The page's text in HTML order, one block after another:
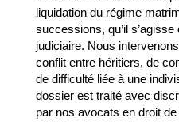
liquidation du régime
successions, qu’il s’agisse
judiciaire. Nous
conflit entre héritiers, de
de difficulté liée à une
dossier est traité avec
par nos avocats en droit de